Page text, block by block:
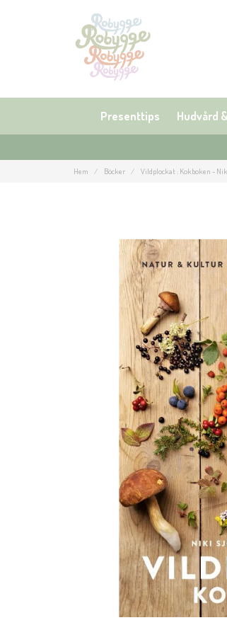
Presenttips Hudvård
Hem Böcker Vildplockat : Kokboken -